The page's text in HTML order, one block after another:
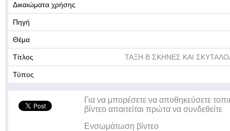
Δικαιώματα χρήσης
Πηγή
Θέμα
Τίτλος ΤΑΞΗ Β ΣΚΗΝΕΣ ΚΑΙ
Τύπος
Για να μπορέσετε να αποθηκεύσετε
βίντεο απαιτείται πρώτα να συνδεθείτε
Ενσωμάτωση βίντεο